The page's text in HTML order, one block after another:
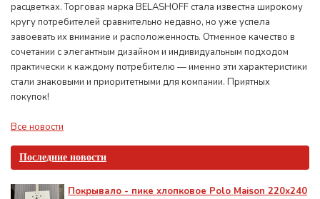
Последние новости
Покрывало - пике хлопковое Polo Maison 220х240
расцветках. Торговая марка BELASHOFF стала известна широкому
кругу потребителей сравнительно недавно, но уже успела
завоевать их внимание и расположенность. Отменное качество в
сочетании с элегантным дизайном и индивидуальным подходом
практически к каждому потребителю — именно эти характеристики
стали знаковыми и приоритетными для компании. Приятных
покупок!
Все новости